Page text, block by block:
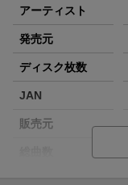
アーティスト
発売元
ディスク枚数
JAN
販売元